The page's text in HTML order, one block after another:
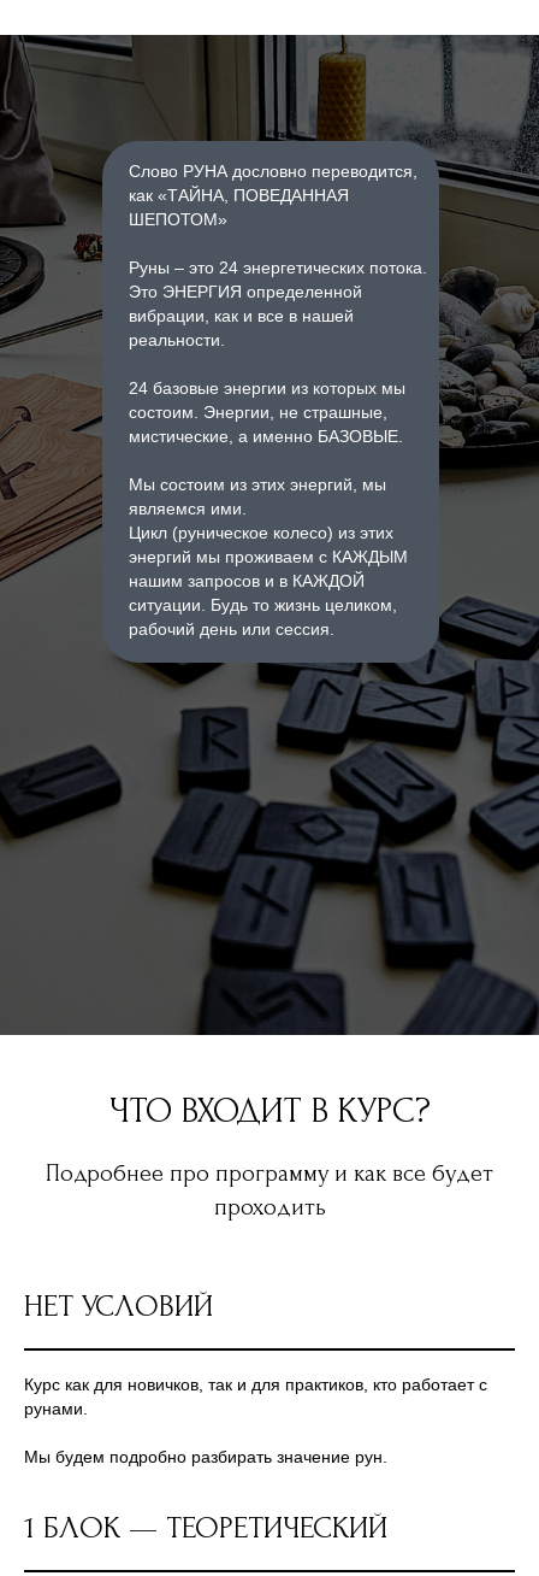
Слово РУНА дословно переводится,
как «ТАЙНА, ПОВЕДАННАЯ
ШЕПОТОМ»
Руны – это 24 энергетических потока.
Это ЭНЕРГИЯ определенной
вибрации, как и все в нашей
реальности.
24 базовые энергии из которых мы
состоим. Энергии, не страшные,
мистические, а именно БАЗОВЫЕ.
Мы состоим из этих энергий, мы
являемся ими.
Цикл (руническое колесо) из этих
энергий мы проживаем с КАЖДЫМ
нашим запросов и в КАЖДОЙ
ситуации. Будь то жизнь целиком,
рабочий день или сессия.
ЧТО ВХОДИТ В КУРС?
Подробнее про программу и как все будет
проходить
НЕТ УСЛОВИЙ
Курс как для новичков, так и для практиков, кто работает с
рунами.
Мы будем подробно разбирать значение рун.
1 БЛОК — ТЕОРЕТИЧЕСКИЙ